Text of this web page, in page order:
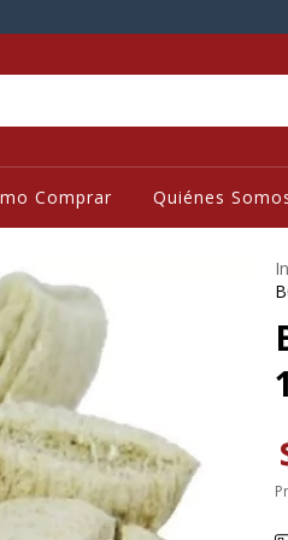
Comprar Quiénes